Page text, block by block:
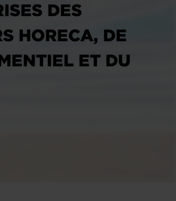
DES
HORECA, DE
ET DU